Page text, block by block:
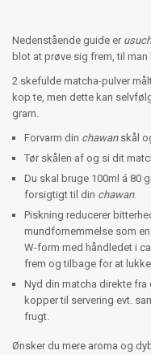
Nedenstående guide er
blot at prøve sig frem, til
2 skefulde matcha-pulver
kop te, men dette kan
gram.
Forvarm din chawanskål
Tør skålen af og si dit
Du skal bruge 100ml á 80
forsigtigt til din chawan.
Piskning reducerer
mundfornemmelse som
W-form med håndledet i
frem og tilbage for at
Nyd din matcha direkte fra
kopper til servering evt.
frugt.
Ønsker du mere aroma og